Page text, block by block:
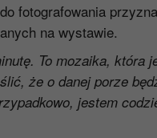
fotografowania
na wystawie.
To mozaika, która
że o danej porze
jestem